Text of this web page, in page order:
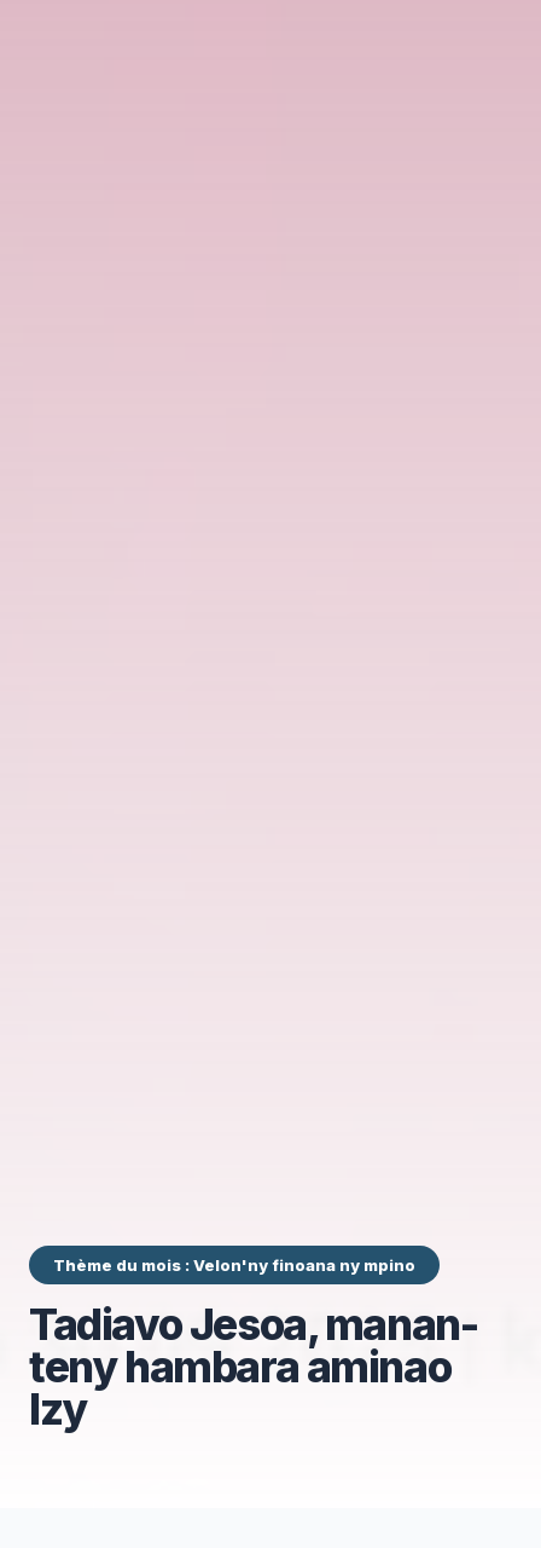
Thème du mois : Velon'ny finoana ny mpino
Tadiavo Jesoa, manan-
teny hambara aminao
Izy